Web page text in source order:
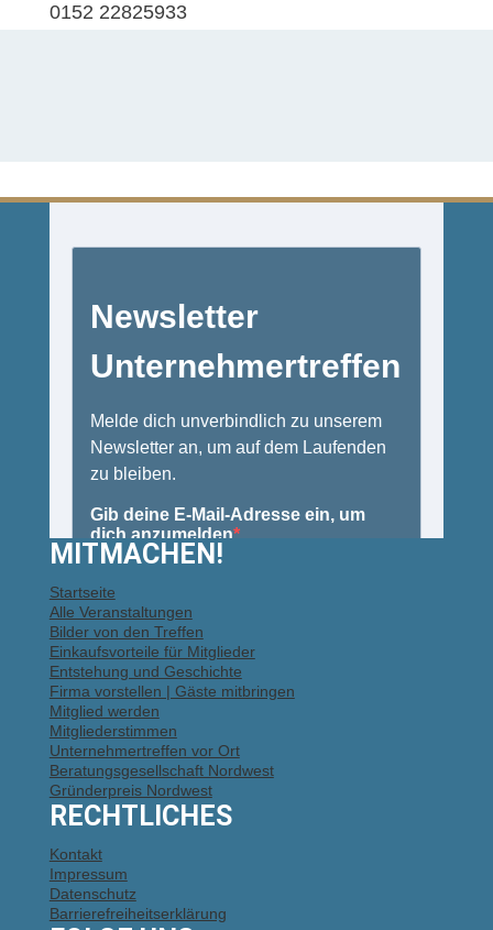
0152 22825933
MITMACHEN!
Startseite
Alle Veranstaltungen
Bilder von den Treffen
Einkaufsvorteile für Mitglieder
Entstehung und Geschichte
Firma vorstellen | Gäste mitbringen
Mitglied werden
Mitgliederstimmen
Unternehmertreffen vor Ort
Beratungsgesellschaft Nordwest
Gründerpreis Nordwest
RECHTLICHES
Kontakt
Impressum
Datenschutz
Barrierefreiheitserklärung